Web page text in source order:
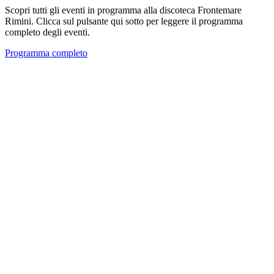
Scopri tutti gli eventi in programma alla discoteca Frontemare
Rimini. Clicca sul pulsante qui sotto per leggere il programma
completo degli eventi.
Programma completo